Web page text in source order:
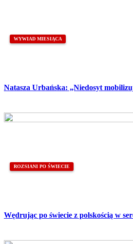
WYWIAD MIESIĄCA
Natasza Urbańska: „Niedosyt
ROZSIANI PO ŚWIECIE
Wędrując po świecie z polskością w